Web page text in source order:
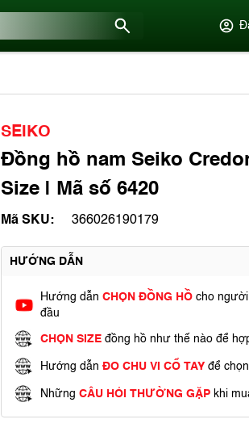
SEIKO
Đồng hồ nam Seiko
Size | Mã số 6420
Mã SKU: 366026190179
HƯỚNG DẪN
Hướng dẫn CHỌN ĐỒNG HỒ cho
đầu
CHỌN SIZE đồng hồ như thế nào để
Hướng dẫn ĐO CHU VI CỔ TAY để
Những CÂU HỎI THƯỜNG GẶP khi